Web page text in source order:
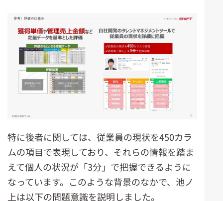
特に後者に関しては、従業員の現状を450カラ
ムの項目で表現しており、それらの情報を踏ま
えて個人の状況が「3分」で把握できるように
なっています。このような背景のなかで、池ノ
上は以下の問題意識を説明しました。